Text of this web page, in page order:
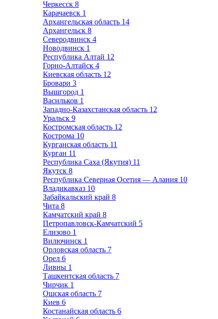
Черкесск 8
Карачаевск 1
Архангельская область 14
Архангельск 8
Северодвинск 4
Новодвинск 1
Республика Алтай 12
Горно-Алтайск 4
Киевская область 12
Бровари 3
Вышгород 1
Васильков 1
Западно-Казахстанская область 12
Уральск 9
Костромская область 12
Кострома 10
Курганская область 11
Курган 11
Республика Саха (Якутия) 11
Якутск 8
Республика Северная Осетия — Алания 10
Владикавказ 10
Забайкальский край 8
Чита 8
Камчатский край 8
Петропавловск-Камчатский 5
Елизово 1
Вилючинск 1
Орловская область 7
Орел 6
Ливны 1
Ташкентская область 7
Чирчик 1
Ошская область 7
Киев 6
Костанайская область 6